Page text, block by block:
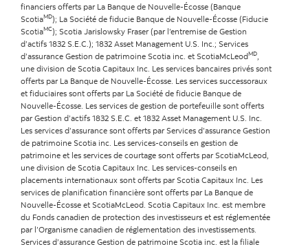
financiers offerts par La Banque de Nouvelle-Écosse (Banque
ScotiaMD); La Société de fiducie Banque de Nouvelle-Écosse (Fiducie
ScotiaMC); Scotia Jarislowsky Fraser (par l’entremise de Gestion
d’actifs 1832 S.E.C.); 1832 Asset Management U.S. Inc.; Services
d’assurance Gestion de patrimoine Scotia inc. et ScotiaMcLeodMD
une division de Scotia Capitaux Inc. Les services bancaires privés sont
offerts par La Banque de Nouvelle-Écosse. Les services successoraux
et fiduciaires sont offerts par La Société de fiducie Banque de
Nouvelle-Écosse. Les services de gestion de portefeuille sont offerts
par Gestion d’actifs 1832 S.E.C. et 1832 Asset Management U.S. Inc.
Les services d’assurance sont offerts par Services d’assurance Gestion
de patrimoine Scotia inc. Les services-conseils en gestion de
patrimoine et les services de courtage sont offerts par ScotiaMcLeod,
une division de Scotia Capitaux Inc. Les services-conseils en
placements internationaux sont offerts par Scotia Capitaux Inc. Les
services de planification financière sont offerts par La Banque de
Nouvelle-Écosse et ScotiaMcLeod. Scotia Capitaux Inc. est membre
du Fonds canadien de protection des investisseurs et est réglementée
par l’Organisme canadien de réglementation des investissements.
Services d’assurance Gestion de patrimoine Scotia inc. est la filiale